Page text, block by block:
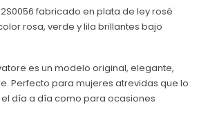
fabricado en plata de ley rosé
rosa, verde y lila brillantes bajo
es un modelo original, elegante,
Perfecto para mujeres atrevidas que lo
día a día como para ocasiones